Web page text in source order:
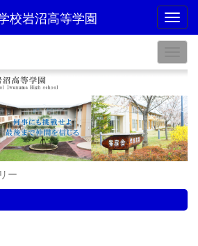
校岩沼高等学園
ー